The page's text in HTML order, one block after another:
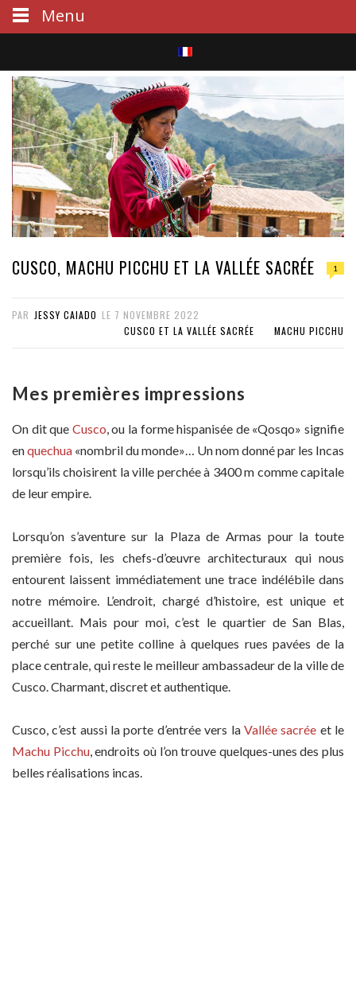
S
e
a
r
c
h
CUSCO, MACHU PICCHU ET LA VALLÉE SACRÉE 1
PAR JESSY CAIADO LE 7 NOVEMBRE 2022
CUSCO ET LA VALLÉE SACRÉE
MACHU PICCHU
Mes premières impressions
On dit que Cusco , ou la forme hispanisée de «Qosqo» signifie
enquechua «nombril du monde»… Un nom donné par les Incas
lorsqu’ils choisirent la ville perchée à 3400 m comme capitale
de leur empire.
Lorsqu’on s’aventure sur la Plaza de Armas pour la toute
première fois, les chefs-d’œuvre architecturaux qui nous
entourent laissent immédiatement une trace indélébile dans
notre mémoire. L’endroit, chargé d’histoire, est unique et
accueillant. Mais pour moi, c’est le quartier de San Blas,
perché sur une petite colline à quelques rues pavées de la
place centrale, qui reste le meilleur ambassadeur de la ville de
Cusco. Charmant, discret et authentique.
Cusco, c’est aussi la porte d’entrée vers la Vallée sacrée et le
Machu Picchu, endroits où l’on trouve quelques-unes des plus
belles réalisations incas.
Menu